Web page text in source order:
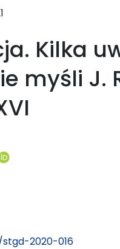
Kilka
myśli J.
2020-016